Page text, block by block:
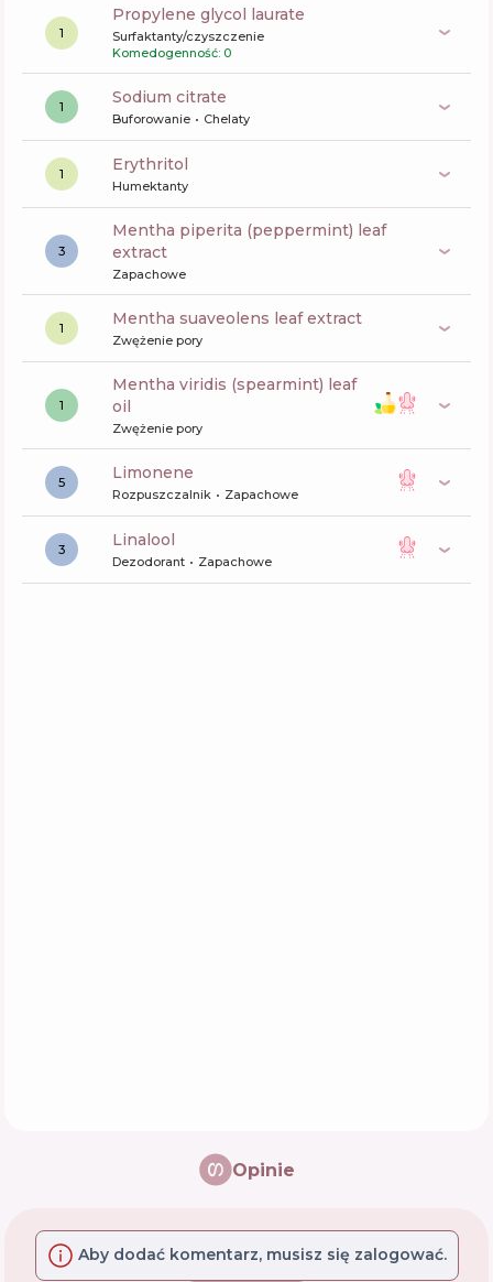
1
propylene glycol laurate
Surfaktanty/czyszczenie
Komedogenność: 0
1 sodium citrate
Buforowanie Chelaty
1 erythritol
Humektanty
3
mentha piperita (peppermint) leaf
extract
Zapachowe
1 mentha suaveolens leaf extract
Zwężenie pory
1
mentha viridis (spearmint) leaf
oil
Zwężenie pory
5 limonene
Rozpuszczalnik Zapachowe
3 linalool
Dezodorant Zapachowe
Opinie
Aby dodać komentarz, musisz się zalogować.